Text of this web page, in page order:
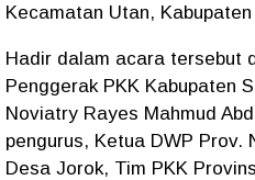
Kecamatan Utan, Kabupaten
Hadir dalam acara tersebut
Penggerak PKK Kabupaten
Noviatry Rayes Mahmud
pengurus, Ketua DWP Prov.
Desa Jorok, Tim PKK